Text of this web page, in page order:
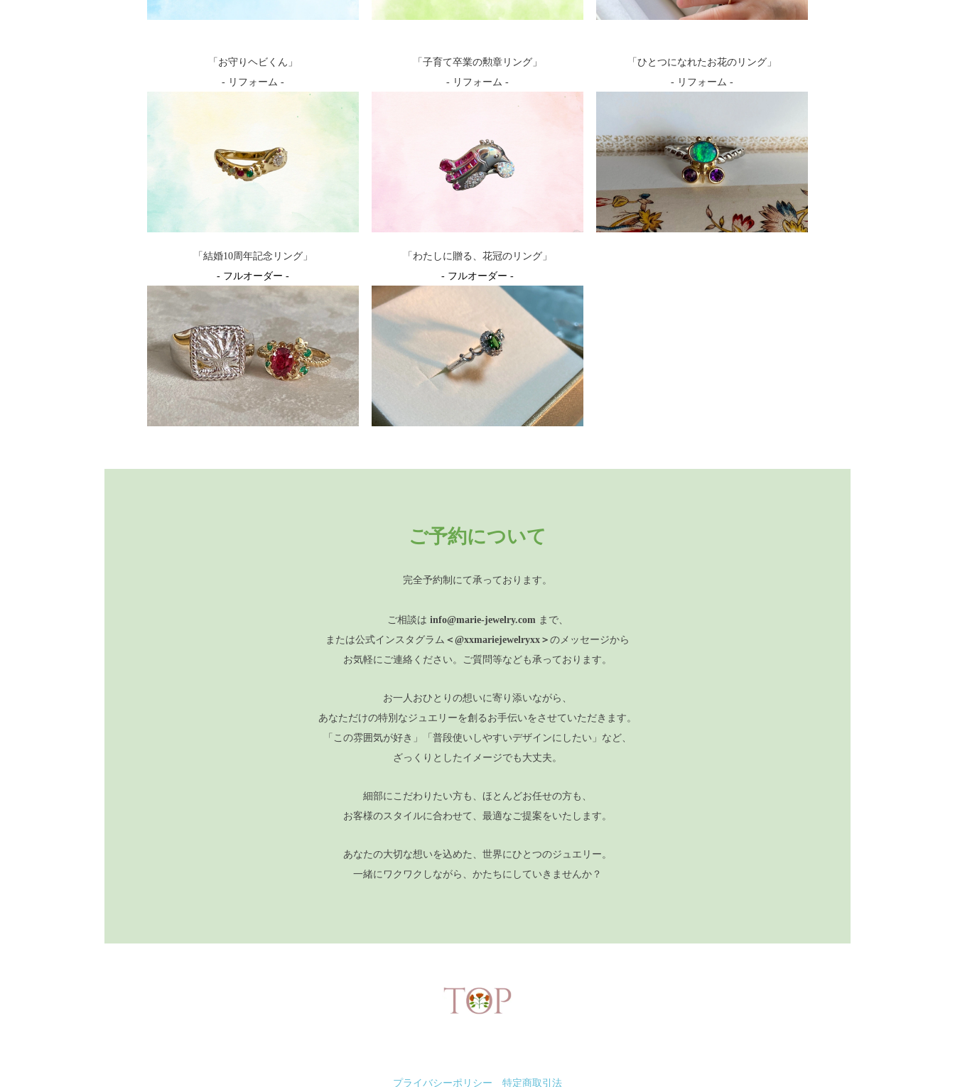
「お守りヘビくん」
- リフォーム -
「子育て卒業の勲章リング」
- リフォーム -
「ひとつになれたお花のリング」
- リフォーム -
「結婚10周年記念リング」
- フルオーダー -
「わたしに贈る、花冠のリング」
- フルオーダー -
ご予約について
完全予約制にて承っております。
ご相談は info@marie-jewelry.comまで、
または公式インスタグラム ＜@xxmariejewelryxx＞ のメッセージから
お気軽にご連絡ください。 ご質問等なども承っております。
お一人おひとりの想いに寄り添いながら、
あなただけの特別なジュエリーを創るお手伝いをさせていただきます。
「この雰囲気が好き」「普段使いしやすいデザインにしたい」など、
ざっくりとしたイメージでも大丈夫。
細部にこだわりたい方も、ほとんどお任せの方も、
お客様のスタイルに合わせて、最適なご提案をいたします。
あなたの大切な想いを込めた、世界にひとつのジュエリー。
一緒にワクワクしながら、かたちにしていきませんか？
プライバシーポリシー 特定商取引法